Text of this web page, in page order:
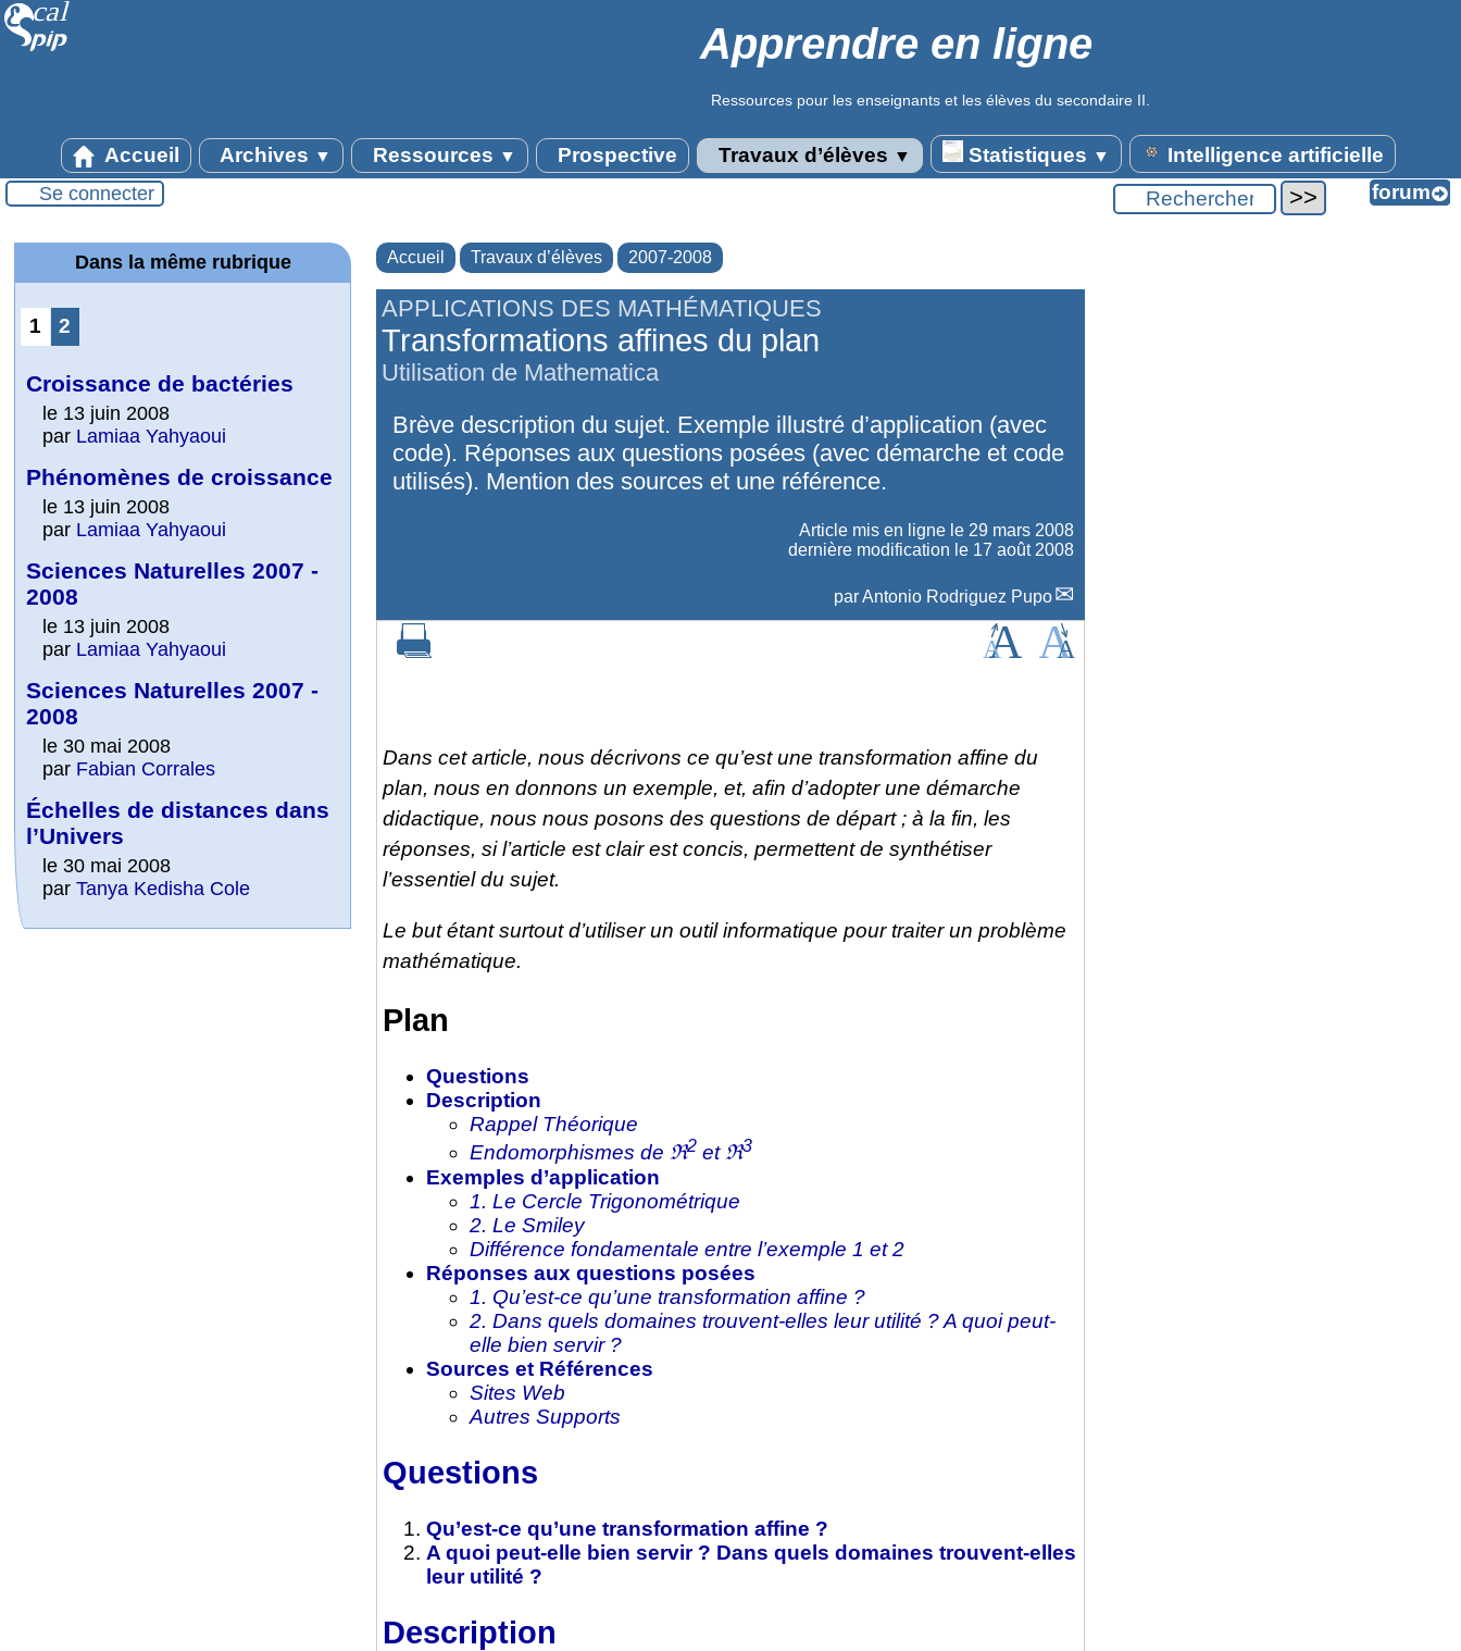
Apprendre en ligne
Ressources pour les enseignants et les élèves du secondaire II.
Accueil Archives ▼ Ressources ▼ Prospective Travaux d’élèves ▼ Statistiques ▼ Intelligence artificielle
Se connecter
Accueil Travaux d’élèves 2007-2008
APPLICATIONS DES MATHÉMATIQUES
Transformations affines du plan
Utilisation de Mathematica
Brève description du sujet. Exemple illustré d’application (avec
code). Réponses aux questions posées (avec démarche et code
utilisés). Mention des sources et une référence.
Article mis en ligne le 29 mars 2008
dernière modification le 17 août 2008
parAntonio Rodriguez Pupo
Dans cet article, nous décrivons ce qu’est une transformation affine du
plan, nous en donnons un exemple, et, afin d’adopter une démarche
didactique, nous nous posons des questions de départ ; à la fin, les
réponses, si l’article est clair est concis, permettent de synthétiser
l’essentiel du sujet.
Le but étant surtout d’utiliser un outil informatique pour traiter un problème
mathématique.
Plan
Questions
Description
Rappel Théorique
Endomorphismes de ℜ2 et ℜ3
Exemples d’application
1. Le Cercle Trigonométrique
2. Le Smiley
Différence fondamentale entre l’exemple 1 et 2
Réponses aux questions posées
1. Qu’est-ce qu’une transformation affine ?
2. Dans quels domaines trouvent-elles leur utilité ? A quoi peut-
elle bien servir ?
Sources et Références
Sites Web
Autres Supports
Questions
Qu’est-ce qu’une transformation affine ?
A quoi peut-elle bien servir ? Dans quels domaines trouvent-elles
leur utilité ?
Description
Dans la même rubrique
1 2
Croissance de bactéries
le 13 juin 2008
par Lamiaa Yahyaoui
Phénomènes de croissance
le 13 juin 2008
par Lamiaa Yahyaoui
Sciences Naturelles 2007 -
2008
le 13 juin 2008
par Lamiaa Yahyaoui
Sciences Naturelles 2007 -
2008
le 30 mai 2008
par Fabian Corrales
Échelles de distances dans
l’Univers
le 30 mai 2008
parTanya Kedisha Cole